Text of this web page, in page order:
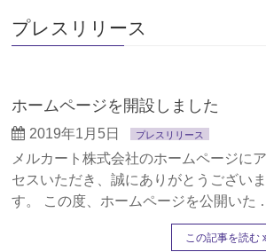
プレスリリース
ホームページを開設しました
2019年1月5日 プレスリリース
メルカート株式会社のホームページに
セスいただき、誠にありがとうございま
す。 この度、ホームページを公開いた
この記事を読む